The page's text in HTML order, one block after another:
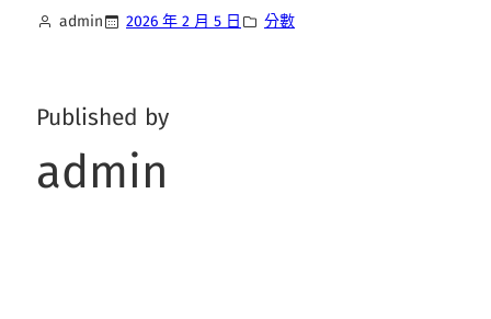
admin 2026 年 2 月 5 日 分數
Published by
admin